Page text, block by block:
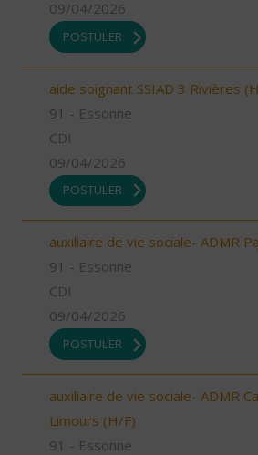
09/04/2026
POSTULER
aide soignant SSIAD 3 Rivières
91 - Essonne
CDI
09/04/2026
POSTULER
auxiliaire de vie sociale- ADMR
91 - Essonne
CDI
09/04/2026
POSTULER
auxiliaire de vie sociale- ADMR
Limours (H/F)
91 - Essonne